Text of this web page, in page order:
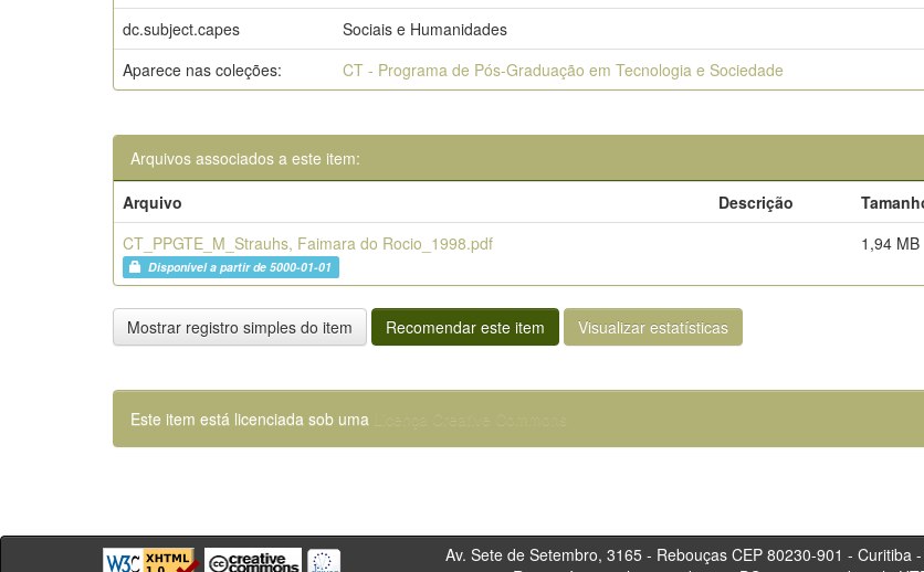
dc.subject.capes
Sociais e Humanidades
Aparece nas coleções:
CT - Programa de Pós-Graduação em Tecnologia e Sociedade
Arquivos associados a este item:
Arquivo
Descrição
CT_PPGTE_M_Strauhs, Faimara do Rocio_1998.pdf
Disponível a partir de 5000-01-01
1,94 MB
Mostrar registro simples do item Recomendar este item Visualizar estatísticas
Este item está licenciada sob uma Licença Creative Commons
Av. Sete de Setembro, 3165 - Rebouças CEP 80230-901 -